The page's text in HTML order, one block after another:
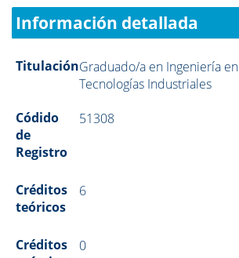
Información detallada
TitulaciónGraduado/a en Ingeniería en
Tecnologías Industriales
Códido
de
Registro
51308
Créditos
teóricos
6
Créditos
0